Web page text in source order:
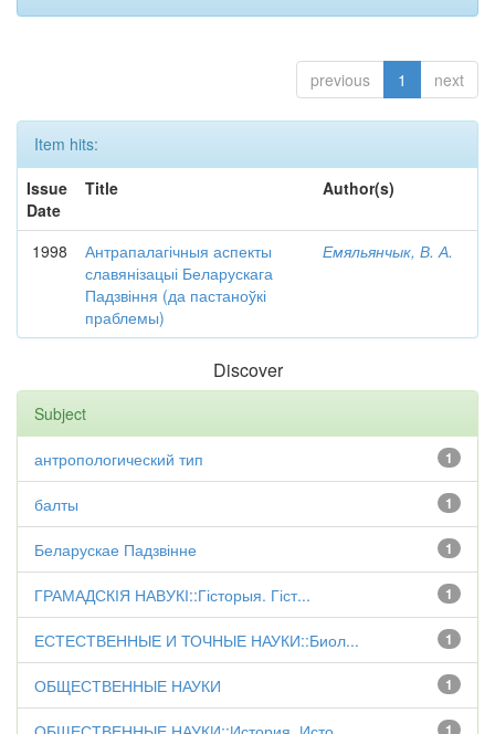
previous 1 next
Item hits:
Issue
Date
Title Author(s)
1998
Антрапалагічныя аспекты
славянізацыі Беларускага
Падзвіння (да пастаноўкі
праблемы)
Емяльянчык, В. А.
Discover
Subject
1
антропологический тип
1
балты
1
Беларускае Падзвінне
1
ГРАМАДСКІЯ НАВУКІ::Гісторыя. Гіст...
1
ЕСТЕСТВЕННЫЕ И ТОЧНЫЕ НАУКИ::Биол...
1
ОБЩЕСТВЕННЫЕ НАУКИ
1